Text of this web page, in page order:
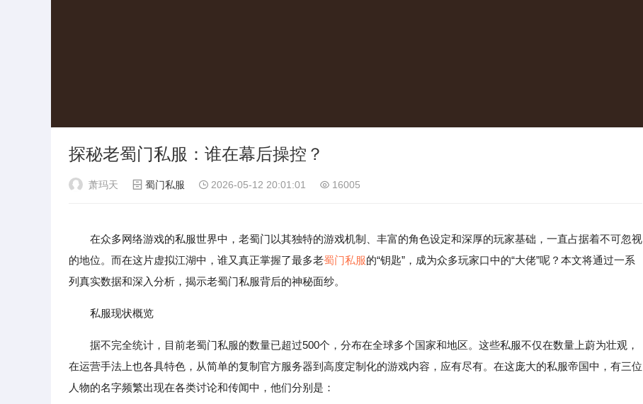
探秘老蜀门私服：谁在幕后操控？
萧玛天 蜀门私服 2026-05-12 20:01:01 16005
在众多网络游戏的私服世界中，老蜀门以其独特的游戏机制、丰富的角色设定和深厚的玩家基础，一直占据着不可忽视
的地位。而在这片虚拟江湖中，谁又真正掌握了最多老蜀门私服的“钥匙”，成为众多玩家口中的“大佬”呢？本文将通过一系
列真实数据和深入分析，揭示老蜀门私服背后的神秘面纱。
私服现状概览
据不完全统计，目前老蜀门私服的数量已超过500个，分布在全球多个国家和地区。这些私服不仅在数量上蔚为壮观，
在运营手法上也各具特色，从简单的复制官方服务器到高度定制化的游戏内容，应有尽有。在这庞大的私服帝国中，有三位
人物的名字频繁出现在各类讨论和传闻中，他们分别是：